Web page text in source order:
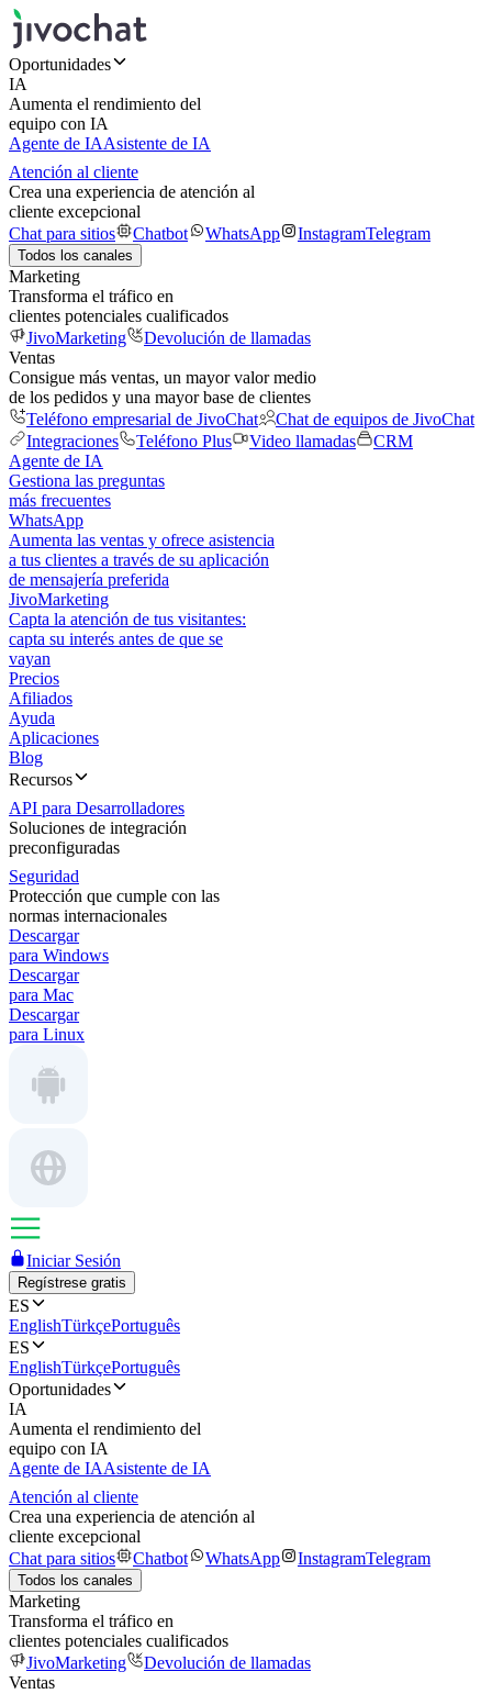
Oportunidades
IA
Aumenta el rendimiento del
equipo con IA
Agente de IAAsistente de IA
Atención al cliente
Crea una experiencia de atención al
cliente excepcional
Chat para sitios
Chatbot WhatsApp InstagramTelegram
Todos los canales
Marketing
Transforma el tráfico en
clientes potenciales cualificados
JivoMarketing
Devolución de llamadas
Ventas
Consigue más ventas, un mayor valor medio
de los pedidos y una mayor base de clientes
Teléfono empresarial de JivoChat
Chat de equipos de JivoChat
Integraciones
Teléfono Plus Video llamadas
CRM
Agente de IA
Gestiona las preguntas
más frecuentes
WhatsApp
Aumenta las ventas y ofrece asistencia
a tus clientes a través de su aplicación
de mensajería preferida
JivoMarketing
Capta la atención de tus visitantes:
capta su interés antes de que se
vayan
Precios
Afiliados
Ayuda
Aplicaciones
Blog
Recursos
API para Desarrolladores
Soluciones de integración
preconfiguradas
Seguridad
Protección que cumple con las
normas internacionales
Descargar
para Windows
Descargar
para Mac
Descargar
para Linux
Iniciar Sesión
Regístrese gratis
ES
EnglishTürkçePortuguês
ES
EnglishTürkçePortuguês
Oportunidades
IA
Aumenta el rendimiento del
equipo con IA
Agente de IAAsistente de IA
Atención al cliente
Crea una experiencia de atención al
cliente excepcional
Chat para sitios
Chatbot WhatsApp InstagramTelegram
Todos los canales
Marketing
Transforma el tráfico en
clientes potenciales cualificados
JivoMarketing
Devolución de llamadas
Ventas